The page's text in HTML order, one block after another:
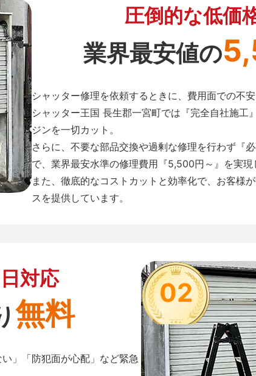
圧倒的な低価
業界最安値の
シャッター修理を依頼するときに、費用面での不
シャッター王国 長生郡一宮町では『完全自社施工
ジンを一切カット。
さらに、不要な部品交換や過剰な修理を行わず『
で、業界最安水準の修理費用『5,500円～』を実現
また、徹底的なコストカットと効率化で、お客様
スを提供しています。
02
対応
無料
」「防犯面が心配」など緊急